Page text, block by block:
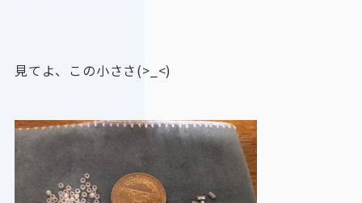
見てよ、この小ささ(>_<)